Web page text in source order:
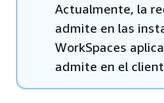
Actualmente, la
admite en las
WorkSpaces
admite en el